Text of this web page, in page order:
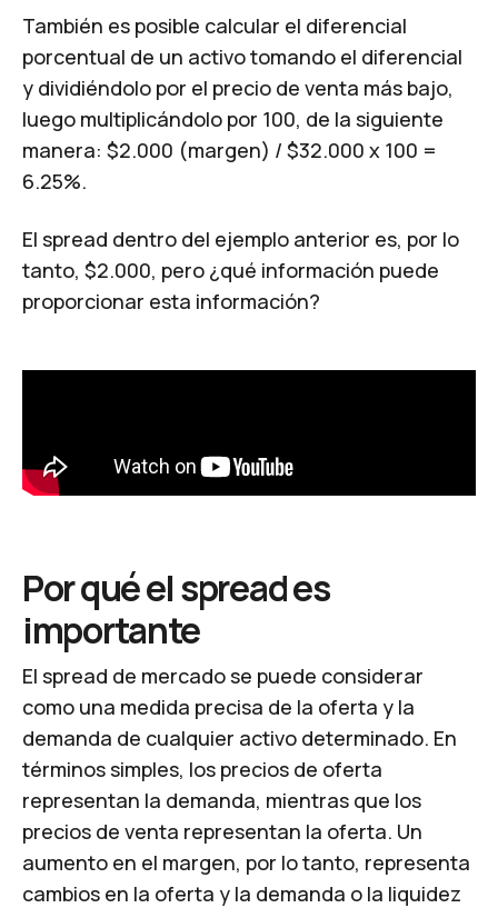
También es posible calcular el diferencial
porcentual de un activo tomando el diferencial
y dividiéndolo por el precio de venta más bajo,
luego multiplicándolo por 100, de la siguiente
manera: $2.000 (margen) / $32.000 x 100 =
6.25%.
El spread dentro del ejemplo anterior es, por lo
tanto, $2.000, pero ¿qué información puede
proporcionar esta información?
Por qué el spread es
importante
El spread de mercado se puede considerar
como una medida precisa de la oferta y la
demanda de cualquier activo determinado. En
términos simples, los precios de oferta
representan la demanda, mientras que los
precios de venta representan la oferta. Un
aumento en el margen, por lo tanto, representa
cambios en la oferta y la demanda o la liquidez